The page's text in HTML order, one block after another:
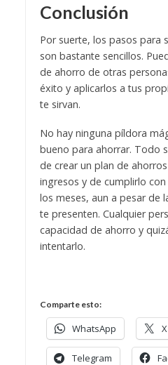
Conclusión
Por suerte, los pasos para
son bastante sencillos.
de ahorro de otras
éxito y aplicarlos a tus
te sirvan.
No hay ninguna píldora
bueno para ahorrar. Todo
de crear un plan de
ingresos y de cumplirlo
los meses, aun a pesar de
te presenten. Cualquier
capacidad de ahorro y
intentarlo.
Comparte esto:
WhatsApp X
Telegram